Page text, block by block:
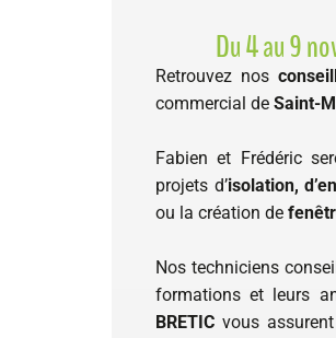
Du 4 au 9
Retrouvez nos
commercial de Saint-
Fabien et Frédéric
projets d’isolation,
ou la création de
Nos techniciens conseil
formations et leurs
BRETIC vous